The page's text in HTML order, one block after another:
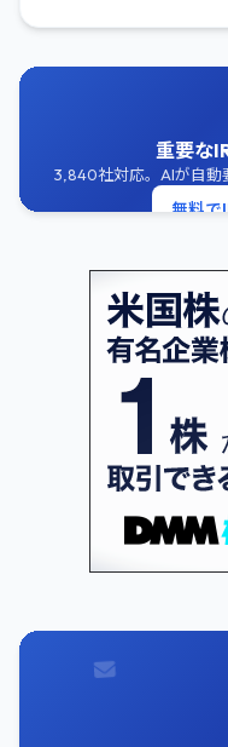
重要な
3,840社対応。AIが自動
無料で